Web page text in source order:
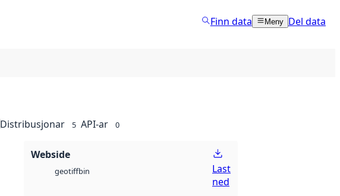
Finn data Meny Del data
Distribusjonar 5 API-ar 0
Webside
geotiffbin
Last
ned